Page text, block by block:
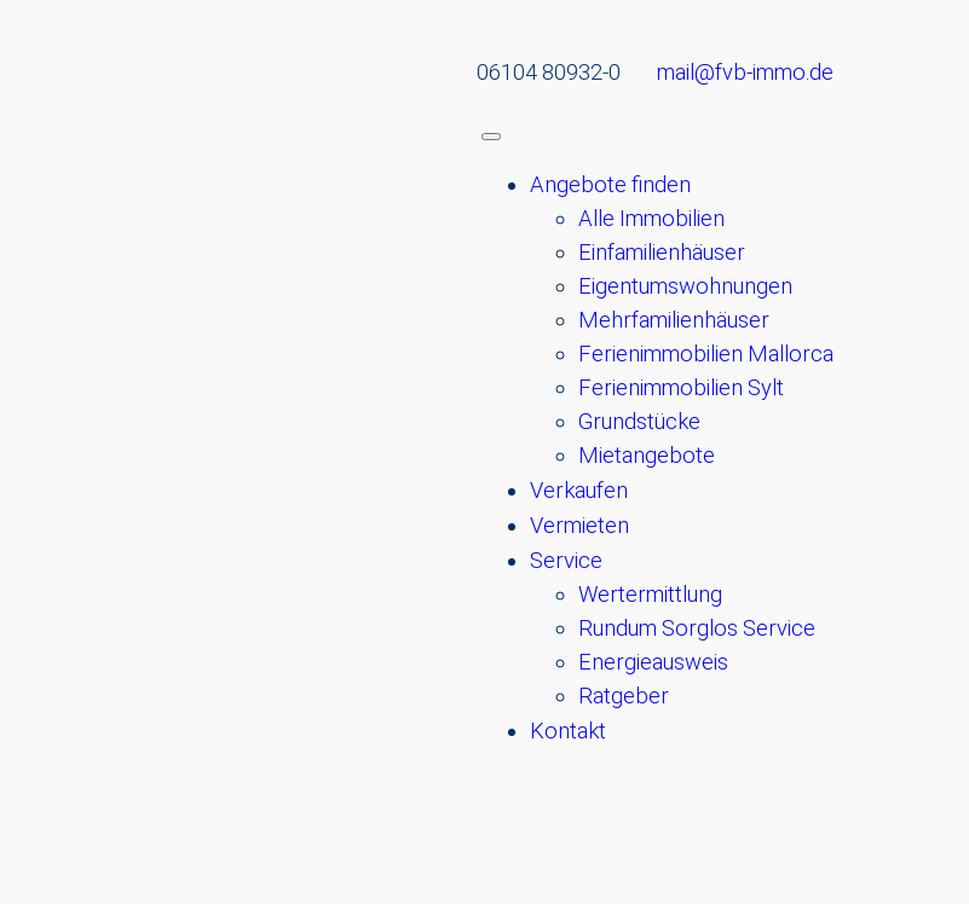
06104 80932-0 mail@fvb-immo.de
Angebote finden
Alle Immobilien
Einfamilienhäuser
Eigentumswohnungen
Mehrfamilienhäuser
Ferienimmobilien Mallorca
Ferienimmobilien Sylt
Grundstücke
Mietangebote
Verkaufen
Vermieten
Service
Wertermittlung
Rundum Sorglos Service
Energieausweis
Ratgeber
Kontakt